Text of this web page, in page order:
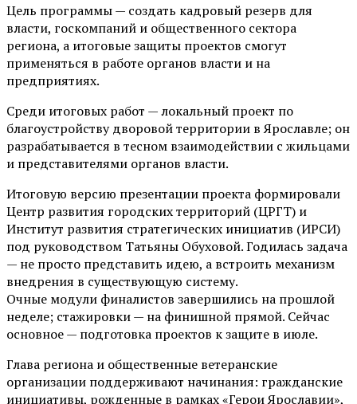
Цель программы — создать кадровый резерв для
власти, госкомпаний и общественного сектора
региона, а итоговые защиты проектов смогут
применяться в работе органов власти и на
предприятиях.
Среди итоговых работ — локальный проект по
благоустройству дворовой территории в Ярославле; он
разрабатывается в тесном взаимодействии с жильцами
и представителями органов власти.
Итоговую версию презентации проекта формировали
Центр развития городских территорий (ЦРГТ) и
Институт развития стратегических инициатив (ИРСИ)
под руководством Татьяны Обуховой. Годилась задача
— не просто представить идею, а встроить механизм
внедрения в существующую систему.
Очные модули финалистов завершились на прошлой
неделе; стажировки — на финишной прямой. Сейчас
основное — подготовка проектов к защите в июле.
Глава региона и общественные ветеранские
организации поддерживают начинания: гражданские
инициативы, рожденные в рамках «Герои Ярославии»,